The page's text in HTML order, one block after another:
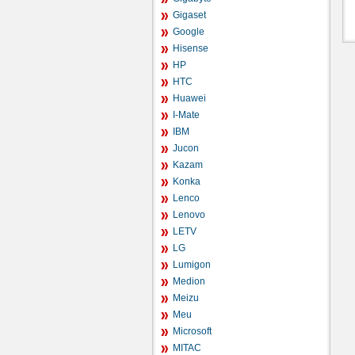
Gigaset
Google
Hisense
HP
HTC
Huawei
I-Mate
IBM
Jucon
Kazam
Konka
Lenco
Lenovo
LETV
LG
Lumigon
Medion
Meizu
Meu
Microsoft
MITAC